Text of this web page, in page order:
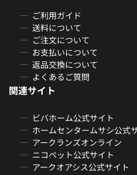
ご利用ガイド
送料について
ご注文について
お支払いについて
返品交換について
よくあるご質問
関連サイト
ビバホーム公式サイト
ホームセンタームサシ公式
アークランズオンライン
ニコペット公式サイト
アークオアシス公式サイト